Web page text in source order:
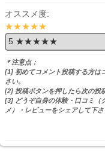
オススメ度:
★★★★★
＊注意点：
[1] 初めてコメント投稿する方は
さい。
[2] 投稿ボタンを押したら次の投
[3] どうぞ自身の体験・口コミ（
メ）・レビューをシェアして下さ